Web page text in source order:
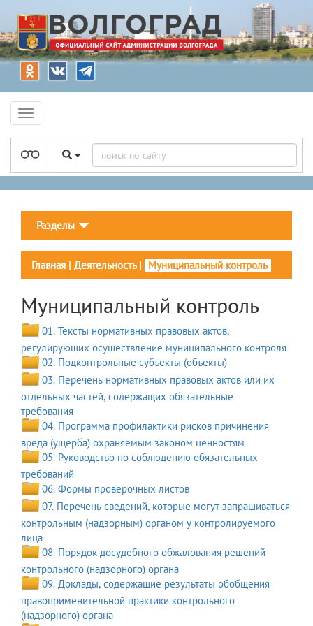
Разделы
Главная | Деятельность| Муниципальный контроль
Муниципальный контроль
01. Тексты нормативных правовых актов,
регулирующих осуществление муниципального контроля
02. Подконтрольные субъекты (объекты)
03. Перечень нормативных правовых актов или их
отдельных частей, содержащих обязательные
требования
04. Программа профилактики рисков причинения
вреда (ущерба) охраняемым законом ценностям
05. Руководство по соблюдению обязательных
требований
06. Формы проверочных листов
07. Перечень сведений, которые могут запрашиваться
контрольным (надзорным) органом у контролируемого
лица
08. Порядок досудебного обжалования решений
контрольного (надзорного) органа
09. Доклады, содержащие результаты обобщения
правоприменительной практики контрольного
(надзорного) органа